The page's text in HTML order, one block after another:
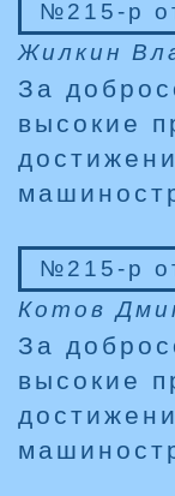
№215-р
Жилкин
За
высокие
№215-р
Котов
За
высокие